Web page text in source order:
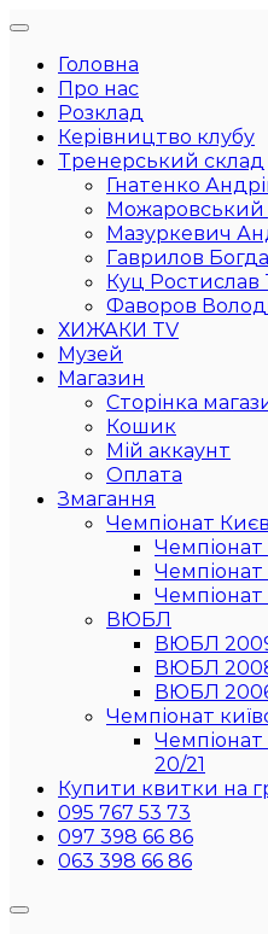
Головна
Про нас
Розклад
Керівництво клубу
Тренерський склад
Гнатенко
Мазуркевич
Гаврилов
Куц Ростислав
Фаворов
ХИЖАКИ TV
Музей
Магазин
Сторінка
Кошик
Мій аккаунт
Оплата
Змагання
Чемпіонат
Чемпіонат
Чемпіонат
ВЮБЛ
ВЮБЛ
ВЮБЛ
ВЮБЛ
Чемпіонат
Чемпіонат
20/21
Купити квитки на
095 767 53 73
097 398 66 86
063 398 66 86